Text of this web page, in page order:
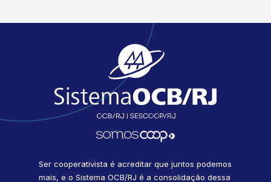
Ser cooperativista é acreditar que juntos podemos
mais, e o Sistema OCB/RJ é a consolidação dessa